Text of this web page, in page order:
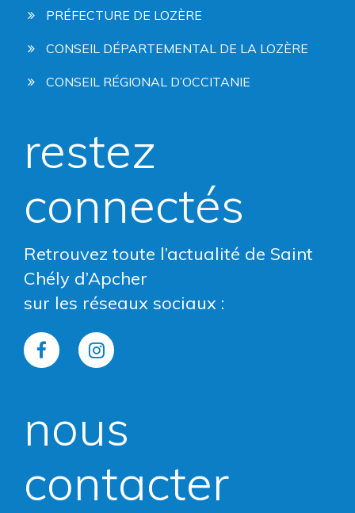
PRÉFECTURE DE LOZÈRE
CONSEIL DÉPARTEMENTAL DE LA LOZÈRE
CONSEIL RÉGIONAL D’OCCITANIE
restez
connectés
Retrouvez toute l’actualité de Saint
Chély d’Apcher
sur les réseaux sociaux :
Lien
le
Facebook
Lien
le
Instagram
nous
contacter